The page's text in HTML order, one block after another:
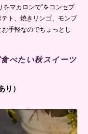
をマカロンで”をコンセプ
ト、焼きリンゴ、モンブ
手軽なのでちょっとし
べたい秋スイーツ
り）